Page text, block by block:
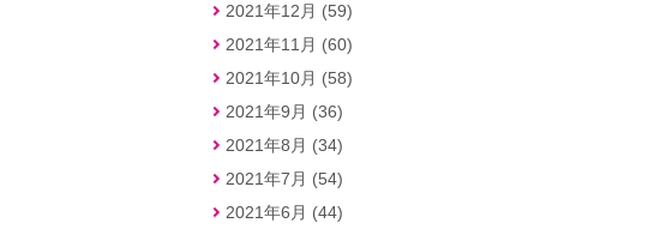
2021年12月 (59)
2021年11月 (60)
2021年10月 (58)
2021年9月 (36)
2021年8月 (34)
2021年7月 (54)
2021年6月 (44)